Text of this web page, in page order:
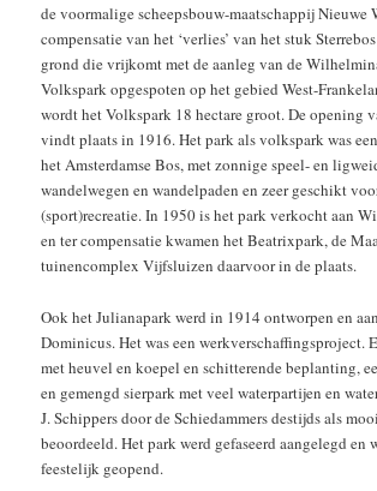
de voormalige scheepsbouw-maatschappij Nieuwe
compensatie van het ‘verlies’ van het stuk
grond die vrijkomt met de aanleg van de
Volkspark opgespoten op het gebied West-
wordt het Volkspark 18 hectare groot. De opening
vindt plaats in 1916. Het park als volkspark was
het Amsterdamse Bos, met zonnige speel- en
wandelwegen en wandelpaden en zeer geschikt
(sport)recreatie. In 1950 is het park verkocht aan
en ter compensatie kwamen het Beatrixpark, de
tuinencomplex Vijfsluizen daarvoor in de plaats.
Ook het Julianapark werd in 1914 ontworpen en
Dominicus. Het was een werkverschaffingsproject.
met heuvel en koepel en schitterende beplanting,
en gemengd sierpark met veel waterpartijen en
J. Schippers door de Schiedammers destijds als
beoordeeld. Het park werd gefaseerd aangelegd en
feestelijk geopend.